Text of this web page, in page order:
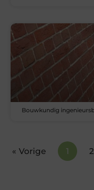
Bouwkundig
« Vorige 1 2